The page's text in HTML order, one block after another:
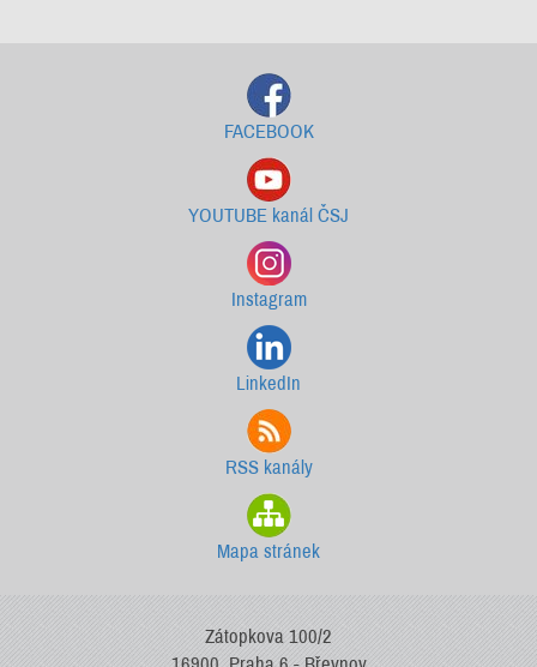
FACEBOOK
YOUTUBE kanál ČSJ
Instagram
LinkedIn
RSS kanály
Mapa stránek
Zátopkova 100/2